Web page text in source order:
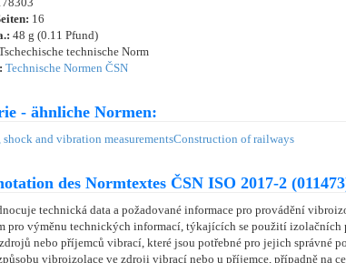
16
48 g (0.11 Pfund)
technische Norm
Technische Normen ČSN
- ähnliche Normen:
and vibration measurementsConstruction of railways
des Normtextes ČSN ISO 2017-2
technická data a požadované informace pro provádění
pro výměnu technických informací, týkajících se použití
nebo příjemců vibrací, které jsou potřebné pro jejich správné
vibroizolace ve zdroji vibrací nebo u příjemce, případně na